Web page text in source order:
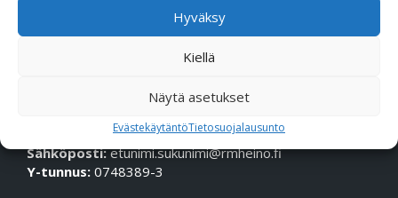
Hyväksy
Kiellä
Näytä asetukset
EvästekäytäntöTietosuojalausunto
OTA MEIHIN YHTEYTTÄ!
Puhelin (Vaihde): 010 617 0600
Sähköposti:etunimi.sukunimi@rmheino.fi
Y-tunnus: 0748389-3